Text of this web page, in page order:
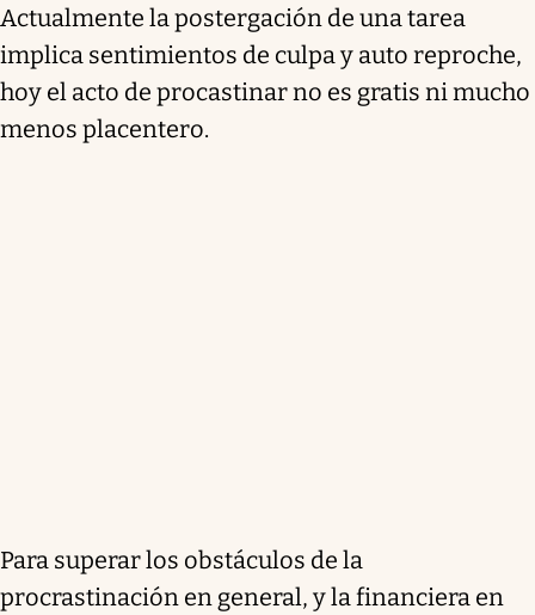
Actualmente la postergación de una tarea
implica sentimientos de culpa y auto reproche,
hoy el acto de procastinar no es gratis ni mucho
menos placentero.
Para superar los obstáculos de la
procrastinación en general, y la financiera en